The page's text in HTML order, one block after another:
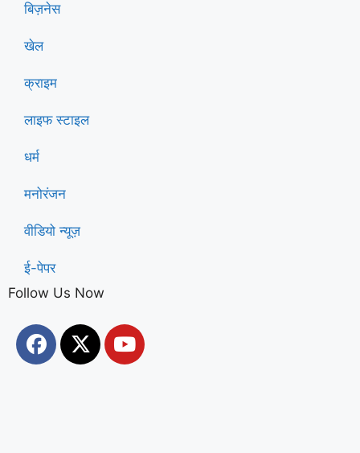
बिज़नेस
खेल
क्राइम
लाइफ स्टाइल
धर्म
मनोरंजन
वीडियो न्यूज़
ई-पेपर
Follow Us Now